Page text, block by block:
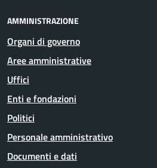
AMMINISTRAZIONE
Organi di governo
Aree amministrative
Uffici
Enti e fondazioni
Politici
Personale amministrativo
Documenti e dati